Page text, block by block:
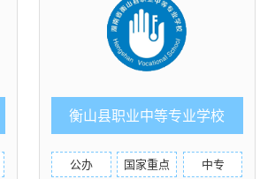
衡山县职业中等专业学校
公办 国家重点 中专